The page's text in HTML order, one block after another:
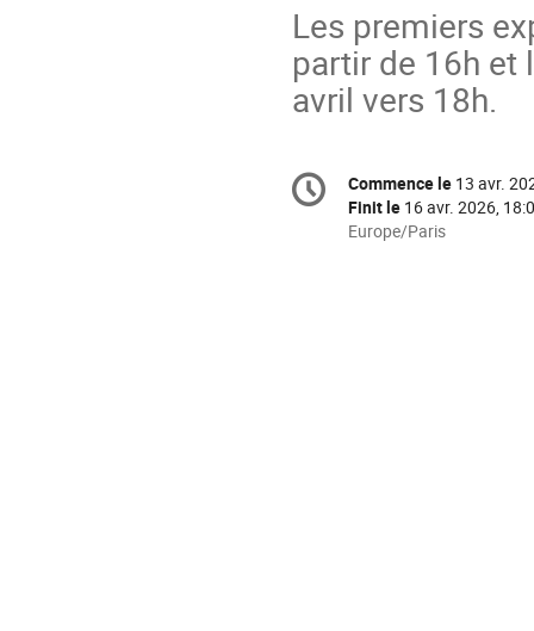
Les premiers
partir de 16h et
avril vers 18h.
Information
de
Date/Heure
Commence le 13 avr.
Finit le 16 avr. 2026,
Toutes
Europe/Paris